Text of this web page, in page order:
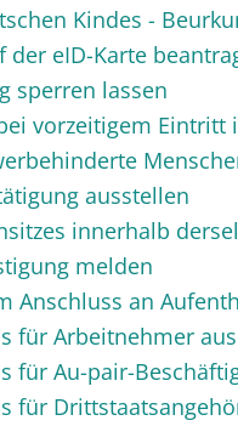
Kindes -
der eID-Karte
sperren lassen
vorzeitigem Eintritt
ausstellen
innerhalb
melden
Anschluss an
für Arbeitnehmer
für Au-pair-
für